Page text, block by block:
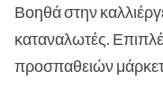
Βοηθά στην
καταναλωτές.
προσπαθειών